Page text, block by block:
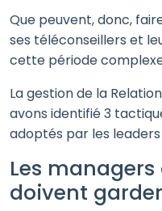
Que peuvent, donc,
ses téléconseillers et
cette période
La gestion de la
avons identifié 3
adoptés par les
Les
doivent